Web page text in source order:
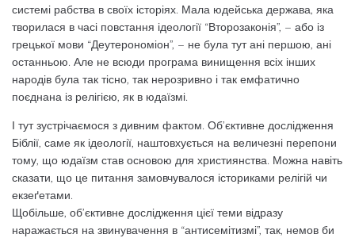
системі рабства в своїх історіях. Мала юдейська держава, яка
творилася в часі повстання ідеології “Второзаконія”, – або із
грецької мови “Деутерономіон”, – не була тут ані першою, ані
останньою. Але не всюди програма винищення всіх інших
народів була так тісно, так нерозривно і так емфатично
поєднана із релігією, як в юдаїзмі.
І тут зустрічаємося з дивним фактом. Об’єктивне дослідження
Біблії, саме як ідеології, наштовхується на величезні перепони
тому, що юдаїзм став основою для християнства. Можна навіть
сказати, що це питання замовчувалося істориками релігій чи
екзеґетами.
Щобільше, об’єктивне дослідження цієї теми відразу
наражається на звинувачення в “антисемітизмі”, так, немов би